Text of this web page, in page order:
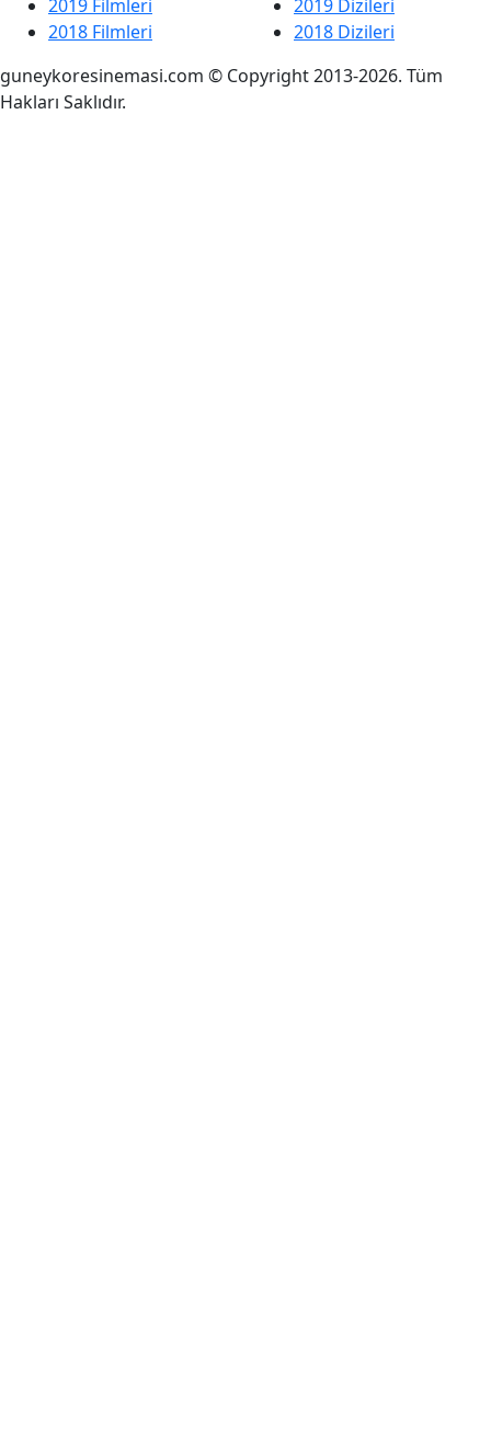
2019 Filmleri
2018 Filmleri
2019 Dizileri
2018 Dizileri
guneykoresinemasi.com © Copyright 2013-2026. Tüm
Hakları Saklıdır.